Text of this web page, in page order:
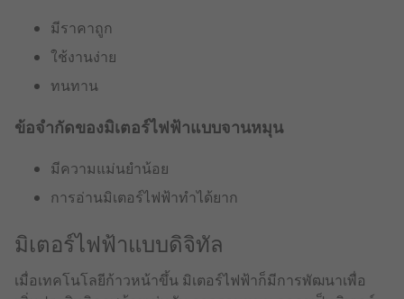
มีราคาถูก
ใช้งานง่าย
ทนทาน
ข้อจำกัดของมิเตอร์ไฟฟ้าแบบจานหมุน
มีความแม่นยำน้อย
การอ่านมิเตอร์ไฟฟ้าทำได้ยาก
มิเตอร์ไฟฟ้าแบบดิจิทัล
เมื่อเทคโนโลยีก้าวหน้าขึ้น มิเตอร์ไฟฟ้าก็มีการพัฒนาเพื่อ